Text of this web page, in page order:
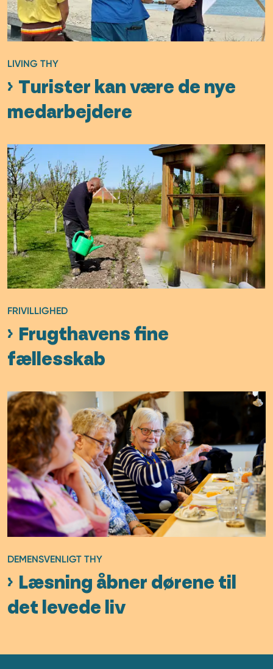
LIVING THY
Turister kan være de nye
medarbejdere
FRIVILLIGHED
Frugthavens fine
fællesskab
DEMENSVENLIGT THY
Læsning åbner dørene til
det levede liv